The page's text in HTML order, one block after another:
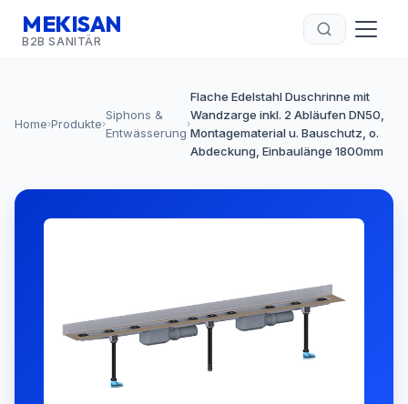
MEKISAN
B2B SANITÄR
Home›Produkte›
Siphons &
Entwässerung
›
Flache Edelstahl Duschrinne mit
Wandzarge inkl. 2 Abläufen DN50,
Montagematerial u. Bauschutz, o.
Abdeckung, Einbaulänge 1800mm